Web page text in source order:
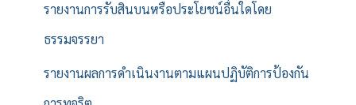
รายงานการรับสินบนหรือประโยชน์อื่นใดโดย
ธรรมจรรยา
รายงานผลการดำเนินงานตามแผนปฏิบัติการป้องกัน